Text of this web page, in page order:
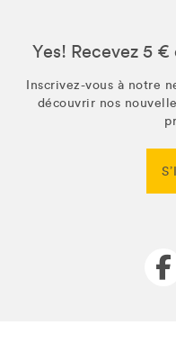
Yes! Recevez 5
Inscrivez-vous à notre
découvrir nos